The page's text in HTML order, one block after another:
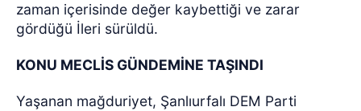
zaman içerisinde değer kaybettiği ve zarar
gördüğü İleri sürüldü.
KONU MECLİS GÜNDEMİNE TAŞINDI
Yaşanan mağduriyet, Şanlıurfalı DEM Parti